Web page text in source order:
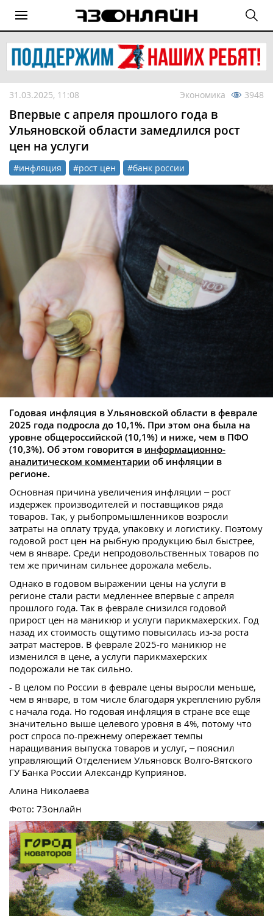
31.03.2025, 11:08 Экономика 3948
Впервые с апреля прошлого года в
Ульяновской области замедлился рост
цен на услуги
#инфляция #рост цен #банк россии
Годовая инфляция в Ульяновской области в феврале
2025 года подросла до 10,1%. При этом она была на
уровне общероссийской (10,1%) и ниже, чем в ПФО
(10,3%). Об этом говорится в информационно-
аналитическом комментарии об инфляции в
регионе.
Основная причина увеличения инфляции – рост
издержек производителей и поставщиков ряда
товаров. Так, у рыбопромышленников возросли
затраты на оплату труда, упаковку и логистику. Поэтому
годовой рост цен на рыбную продукцию был быстрее,
чем в январе. Среди непродовольственных товаров по
тем же причинам сильнее дорожала мебель.
Однако в годовом выражении цены на услуги в
регионе стали расти медленнее впервые с апреля
прошлого года. Так в феврале снизился годовой
прирост цен на маникюр и услуги парикмахерских. Год
назад их стоимость ощутимо повысилась из-за роста
затрат мастеров. В феврале 2025-го маникюр не
изменился в цене, а услуги парикмахерских
подорожали не так сильно.
- В целом по России в феврале цены выросли меньше,
чем в январе, в том числе благодаря укреплению рубля
с начала года. Но годовая инфляция в стране все еще
значительно выше целевого уровня в 4%, потому что
рост спроса по-прежнему опережает темпы
наращивания выпуска товаров и услуг, – пояснил
управляющий Отделением Ульяновск Волго-Вятского
ГУ Банка России Александр Куприянов.
Алина Николаева
Фото: 73онлайн